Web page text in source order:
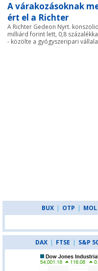
A várakozásoknak
ért el a Richter
A Richter Gedeon Nyrt.
milliárd forint lett, 0,8
- közölte a gyógyszeripari
BUX | OTP | MOL
DAX | FTSE | S&P